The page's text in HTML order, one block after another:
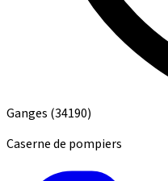
Ganges (34190)
Caserne de pompiers